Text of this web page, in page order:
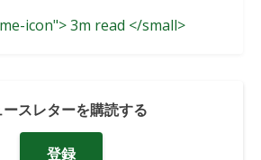
icon"> 3m read </small>
ースレターを購読する
登録